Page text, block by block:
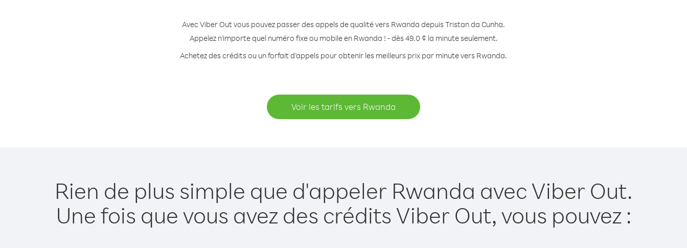
Avec Viber Out vous pouvez passer des appels de qualité vers Rwanda depuis Tristan da Cunha.
Appelez n'importe quel numéro fixe ou mobile en Rwanda ! - dès 49.0 ¢ la minute seulement.
Achetez des crédits ou un forfait d’appels pour obtenir les meilleurs prix par minute vers Rwanda.
Voir les tarifs vers Rwanda
Rien de plus simple que d'appeler Rwanda avec Viber Out.
Une fois que vous avez des crédits Viber Out, vous pouvez :